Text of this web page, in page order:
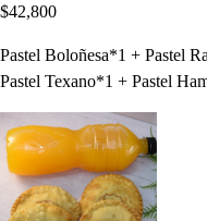
$42,800
Pastel Boloñesa*1 + Pastel
Pastel Texano*1 + Pastel